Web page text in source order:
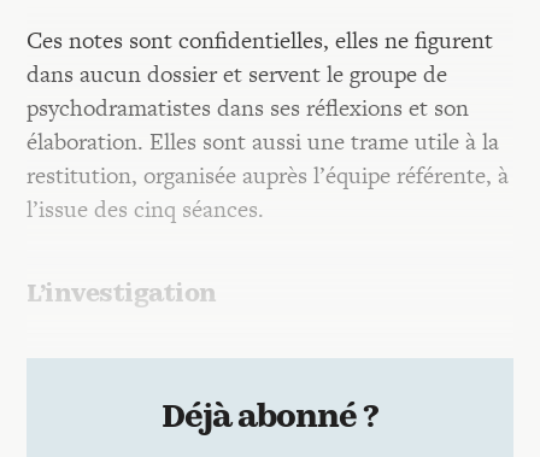
Ces notes sont confidentielles, elles ne figurent
dans aucun dossier et servent le groupe de
psychodramatistes dans ses réflexions et son
élaboration. Elles sont aussi une trame utile à la
restitution, organisée auprès l’équipe référente, à
l’issue des cinq séances.
L’investigation
Déjà abonné ?